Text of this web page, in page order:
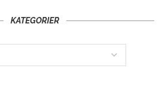
KATEGORIER